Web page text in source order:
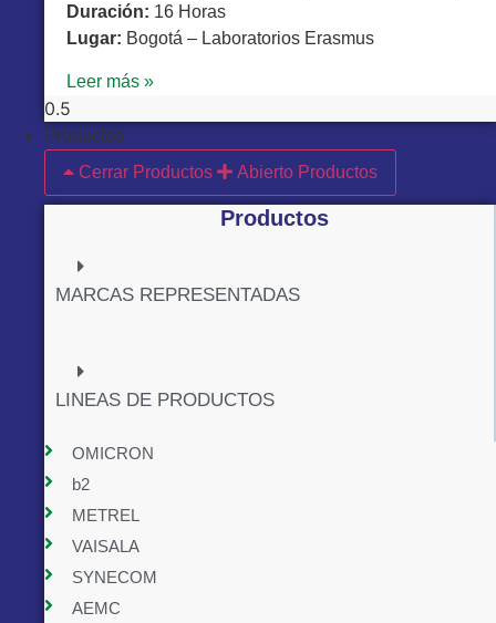
Duración: 16 Horas
Lugar: Bogotá – Laboratorios Erasmus
Leer más »
Productos
Cerrar Productos
Abierto Productos
Productos
MARCAS REPRESENTADAS
LINEAS DE PRODUCTOS
OMICRON
b2
METREL
VAISALA
SYNECOM
AEMC